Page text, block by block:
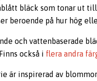
bläck som tonar ut
beroende på hur hög
och vattenbaserade
också i flera andra
är inspirerad av